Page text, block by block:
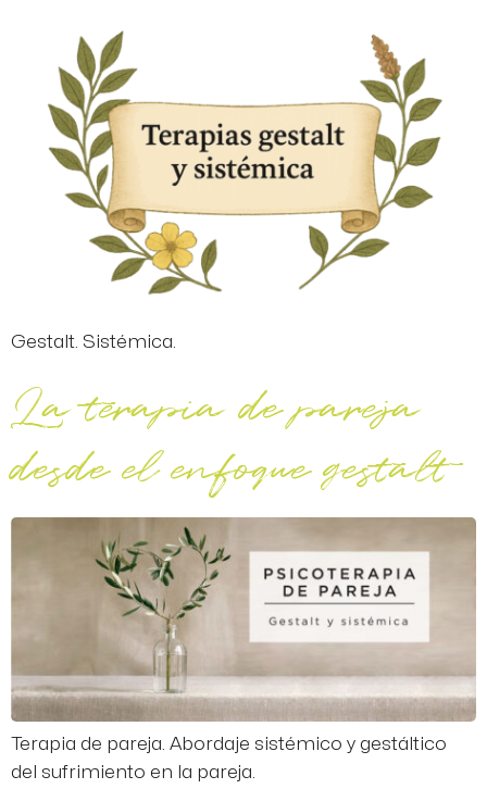
Gestalt. Sistémica.
La terapia de pareja
desde el enfoque gestalt
Terapia de pareja. Abordaje sistémico y gestáltico
del sufrimiento en la pareja.